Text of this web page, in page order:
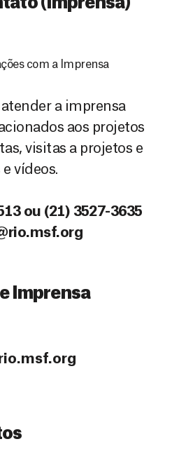
com a Imprensa
atender a imprensa
aos projetos
visitas a projetos e
vídeos.
ou (21) 3527-3635
Imprensa